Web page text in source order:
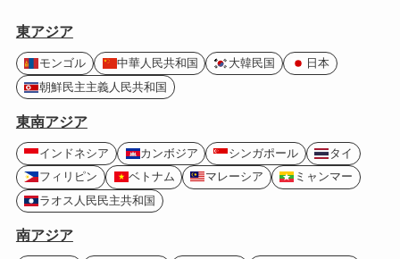
東アジア
モンゴル 中華人民共和国 大韓民国
日本
朝鮮民主主義人民共和国
東南アジア
インドネシア カンボジア シンガポール
タイ
フィリピン
ベトナム マレーシア
ミャンマー
ラオス人民民主共和国
南アジア